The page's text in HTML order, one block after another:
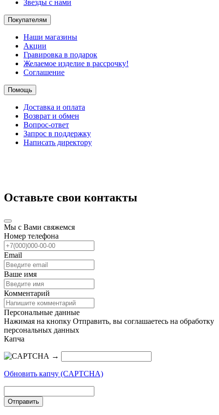
Звезды с нами
Покупателям
Наши магазины
Акции
Гравировка в подарок
Желаемое изделие в рассрочку!
Соглашение
Помощь
Доставка и оплата
Возврат и обмен
Вопрос-ответ
Запрос в поддержку
Написать директору
Оставьте свои контакты
Мы с Вами свяжемся
Номер телефона
Email
Ваше имя
Комментарий
Персональные данные
Нажимая на кнопку Отправить, вы соглашаетесь на обработку
персональных данных
Капча
→
Обновить капчу (CAPTCHA)
Отправить